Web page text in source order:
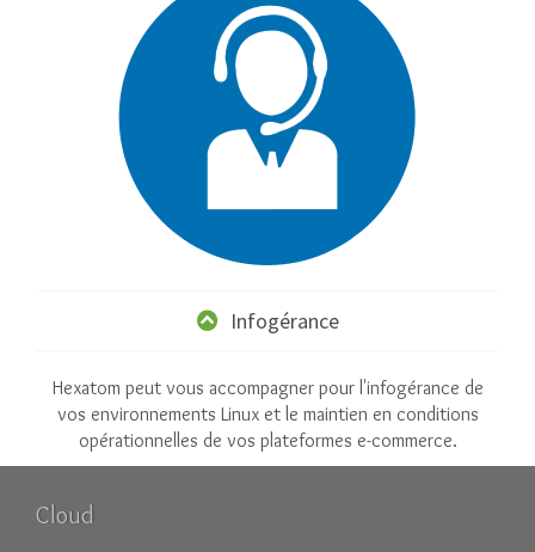
Infogérance
Hexatom peut vous accompagner pour l'infogérance de
vos environnements Linux et le maintien en conditions
opérationnelles de vos plateformes e-commerce.
Cloud